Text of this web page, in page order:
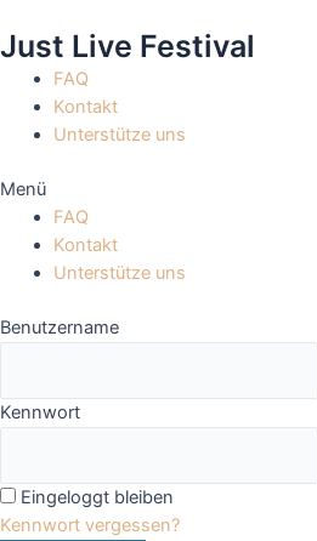
Inhalt
springen
Just Live Festival
FAQ
Kontakt
Unterstütze uns
Menü
FAQ
Kontakt
Unterstütze uns
Benutzername
Kennwort
Eingeloggt bleiben
Kennwort vergessen?